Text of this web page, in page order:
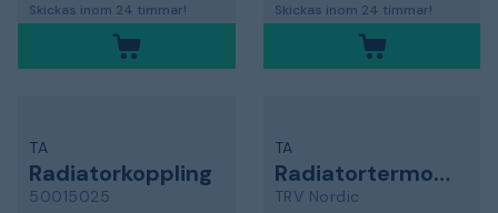
Skickas inom 24 timmar! Skickas inom 24 timmar!
TA
Radiatorkoppling
50015025
TA
Radiatortermostat
TRV Nordic